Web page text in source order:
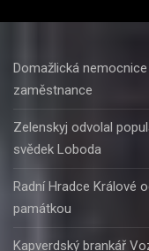
Domažlická
zaměstnance
Zelenskyj odvolal
svědek Loboda
Radní Hradce Králové
památkou
Kapverdský brankář